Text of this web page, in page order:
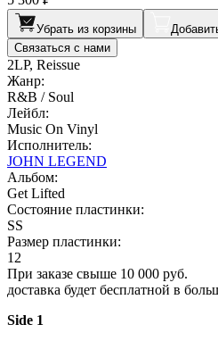
Убрать из корзины
Связаться с нами
2LP, Reissue
Жанр:
R&B / Soul
Лейбл:
Music On Vinyl
Исполнитель:
JOHN LEGEND
Альбом:
Get Lifted
Состояние пластинки:
SS
Размер пластинки:
12
При заказе свыше 10 000 руб.
доставка будет бесплатной в
Side 1